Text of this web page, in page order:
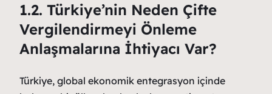
1.2. Türkiye’nin Neden Çifte
Vergilendirmeyi Önleme
Anlaşmalarına İhtiyacı Var?
Türkiye, global ekonomik entegrasyon içinde